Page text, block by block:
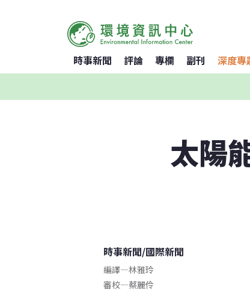
時事新聞 評論 專欄 副刊 深度專
太陽
時事新聞/國際新聞
編譯—林雅玲
審校—蔡麗伶